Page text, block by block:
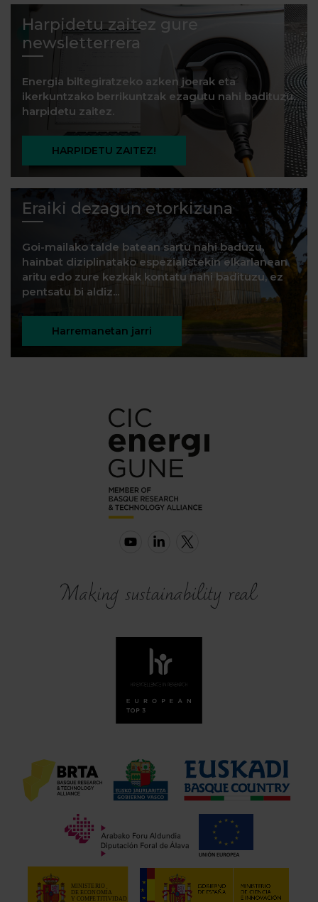
Harpidetu zaitez gure
newsletterrera
Energia biltegiratzeko azken joerak eta
ikerkuntzako berrikuntzak ezagutu nahi badituzu,
harpidetu zaitez.
HARPIDETU ZAITEZ!
Eraiki dezagun etorkizuna
Goi-mailako talde batean sartu nahi baduzu,
hainbat diziplinatako espezialistekin elkarlanean
aritu edo zure kezkak kontatu nahi badituzu, ez
pentsatu bi aldiz...
Harremanetan jarri